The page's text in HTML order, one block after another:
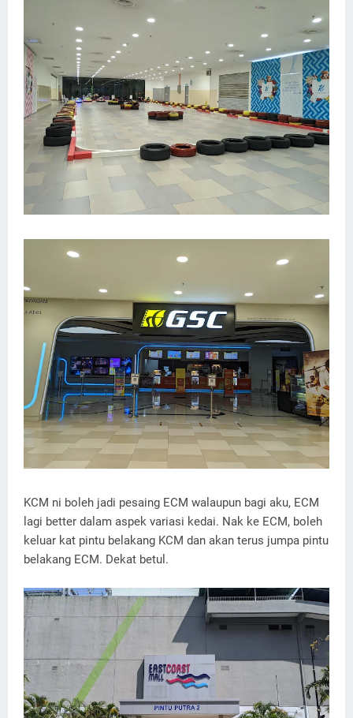
KCM ni boleh jadi pesaing ECM walaupun bagi aku, ECM
lagi better dalam aspek variasi kedai. Nak ke ECM, boleh
keluar kat pintu belakang KCM dan akan terus jumpa pintu
belakang ECM. Dekat betul.